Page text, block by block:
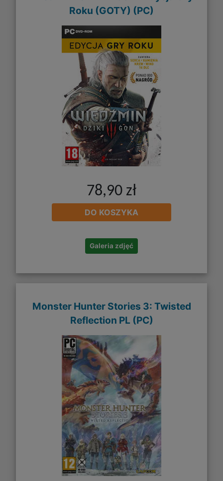
Roku (GOTY) (PC)
78,90 zł
DO KOSZYKA
Galeria zdjęć
Monster Hunter Stories 3: Twisted
Reflection PL (PC)